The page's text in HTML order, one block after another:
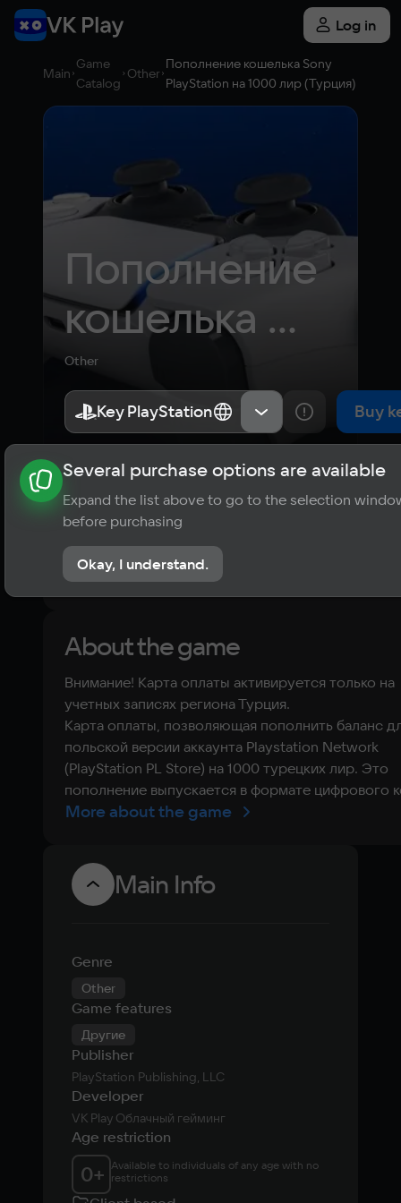
Log in
Main
Game
Catalog
Other
Пополнение кошелька Sony
PlayStation на 1000 лир (Турция)
Пополнение
кошелька
Sony
PlayStation
на 1000 лир
(Турция)
Other
Key PlayStation Турция Buy
About the game News Requirements
? Player ratings
No reviews
About the game
Внимание! Карта оплаты активируется только на
учетных записях региона Турция.
Kарта оплаты, позволяющая пополнить баланс
польской версии аккаунта Playstation Network
(PlayStation PL Store) на 1000 турецких лир. Это
пополнение выпускается в формате цифрового
More about the game
Main Info
Genre
Other
Game features
Другие
Publisher
PlayStation Publishing, LLC
Developer
VK Play Облачный гейминг
Age restriction
0+ Available to individuals of any age with no
restrictions
Key PlayStation Турция
Several purchase options are available
Expand the list above to go to the selection
before purchasing
Okay, I understand.